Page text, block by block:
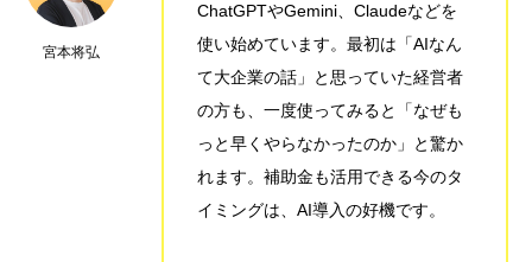
宮本将弘
ChatGPTやGemini、Claudeなどを
使い始めています。最初は「AIなん
て大企業の話」と思っていた経営者
の方も、一度使ってみると「なぜも
っと早くやらなかったのか」と驚か
れます。補助金も活用できる今のタ
イミングは、AI導入の好機です。